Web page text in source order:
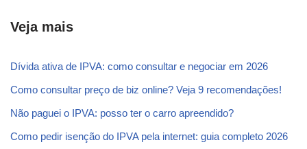
Veja mais
Dívida ativa de IPVA: como consultar e negociar em 2026
Como consultar preço de biz online? Veja 9 recomendações!
Não paguei o IPVA: posso ter o carro apreendido?
Como pedir isenção do IPVA pela internet: guia completo 2026